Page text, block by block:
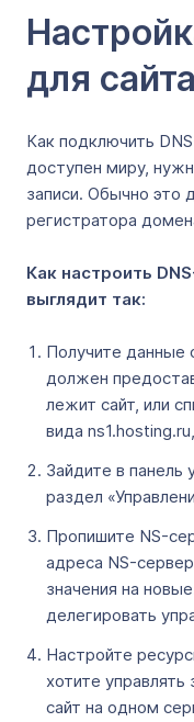
для
Как подключить
доступен миру,
записи. Обычно это
регистратора
Как настроить
выглядит так:
Получите данные
должен
лежит сайт, или
вида
Зайдите в
раздел
Пропишите NS-
адреса NS-
значения на
делегировать
Настройте
хотите
сайт на одном